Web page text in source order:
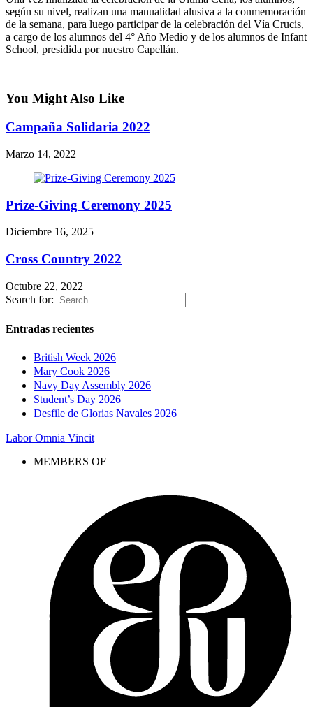
según su nivel, realizan una manualidad alusiva a la conmemoración
de la semana, para luego participar de la celebración del Vía Crucis,
a cargo de los alumnos del 4° Año Medio y de los alumnos de Infant
School, presidida por nuestro Capellán.
You Might Also Like
Campaña Solidaria 2022
Marzo 14, 2022
Prize-Giving Ceremony 2025
Diciembre 16, 2025
Cross Country 2022
Octubre 22, 2022
Search for:
Entradas recientes
British Week 2026
Mary Cook 2026
Navy Day Assembly 2026
Student’s Day 2026
Desfile de Glorias Navales 2026
Labor Omnia Vincit
MEMBERS OF